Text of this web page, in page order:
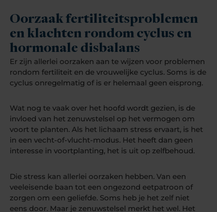
Oorzaak fertiliteitsproblemen
en klachten rondom cyclus en
hormonale disbalans
Er zijn allerlei oorzaken aan te wijzen voor problemen
rondom fertiliteit en de vrouwelijke cyclus. Soms is de
cyclus onregelmatig of is er helemaal geen eisprong.
Wat nog te vaak over het hoofd wordt gezien, is de
invloed van het zenuwstelsel op het vermogen om
voort te planten. Als het lichaam stress ervaart, is het
in een vecht-of-vlucht-modus. Het heeft dan geen
interesse in voortplanting, het is uit op zelfbehoud.
Die stress kan allerlei oorzaken hebben. Van een
veeleisende baan tot een ongezond eetpatroon of
zorgen om een geliefde. Soms heb je het zelf niet
eens door. Maar je zenuwstelsel merkt het wel. Het